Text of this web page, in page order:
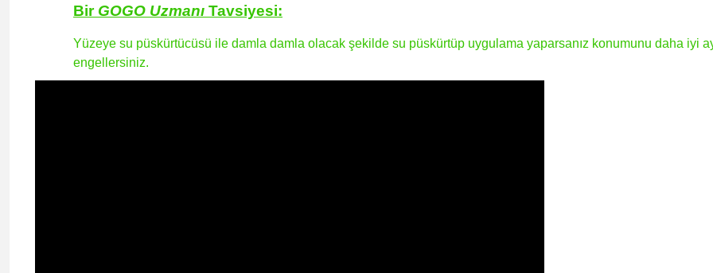
Bir GOGO Uzmanı Tavsiyesi:
Yüzeye su püskürtücüsü ile damla damla olacak şekilde su püskürtüp uygulama yaparsanız konumunu daha iyi
engellersiniz.